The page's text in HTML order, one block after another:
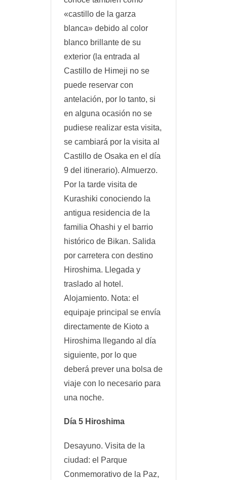
«castillo de la garza
blanca» debido al color
blanco brillante de su
exterior (la entrada al
Castillo de Himeji no se
puede reservar con
antelación, por lo tanto, si
en alguna ocasión no se
pudiese realizar esta visita,
se cambiará por la visita al
Castillo de Osaka en el día
9 del itinerario). Almuerzo.
Por la tarde visita de
Kurashiki conociendo la
antigua residencia de la
familia Ohashi y el barrio
histórico de Bikan. Salida
por carretera con destino
Hiroshima. Llegada y
traslado al hotel.
Alojamiento. Nota: el
equipaje principal se envía
directamente de Kioto a
Hiroshima llegando al día
siguiente, por lo que
deberá prever una bolsa de
viaje con lo necesario para
una noche.
Día 5 Hiroshima
Desayuno. Visita de la
ciudad: el Parque
Conmemorativo de la Paz,